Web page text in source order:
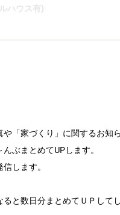
ハウス有)
「家づくり」に関するお知
ぶまとめてUPします。
します。
と数日分まとめてＵＰして